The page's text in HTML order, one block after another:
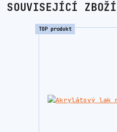
SOUVISEJÍCÍ ZBOŽÍ
TOP produkt